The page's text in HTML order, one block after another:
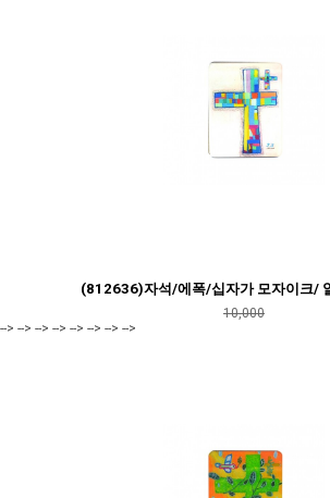
(812636)자석/에폭/십자가 모자이크/
10,000
--> --> --> --> --> --> --> -->